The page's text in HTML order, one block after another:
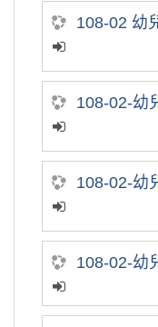
108-02 幼
108-02-幼
108-02-幼
108-02-幼